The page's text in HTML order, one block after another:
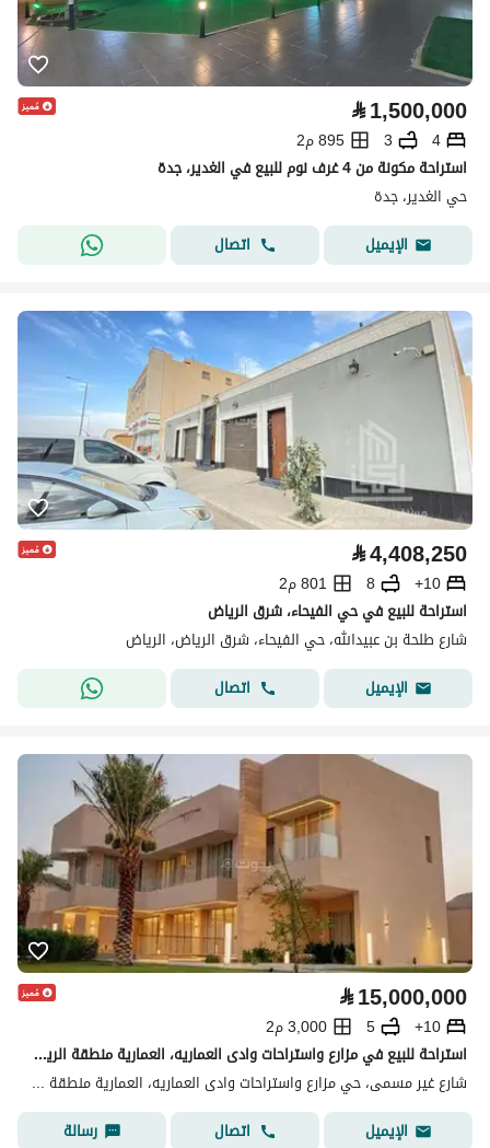
⃁1,500,000
4
3
895 م2
استراحة مكونة من 4 غرف نوم للبيع في الغدير، جدة
حي الغدير، جدة
الإيميل
اتصال
⃁4,408,250
10+
8
801 م2
استراحة للبيع في حي الفيحاء، شرق الرياض
شارع طلحة بن عبيدالله، حي الفيحاء، شرق الرياض، الرياض
الإيميل
اتصال
⃁15,000,000
10+
5
3,000 م2
استراحة للبيع في مزارع واستراحات وادى العماريه، العمارية منطقة الرياض
شارع غير مسمى، حي مزارع واستراحات وادى العماريه، العمارية منطقة الرياض
الإيميل
اتصال رسالة